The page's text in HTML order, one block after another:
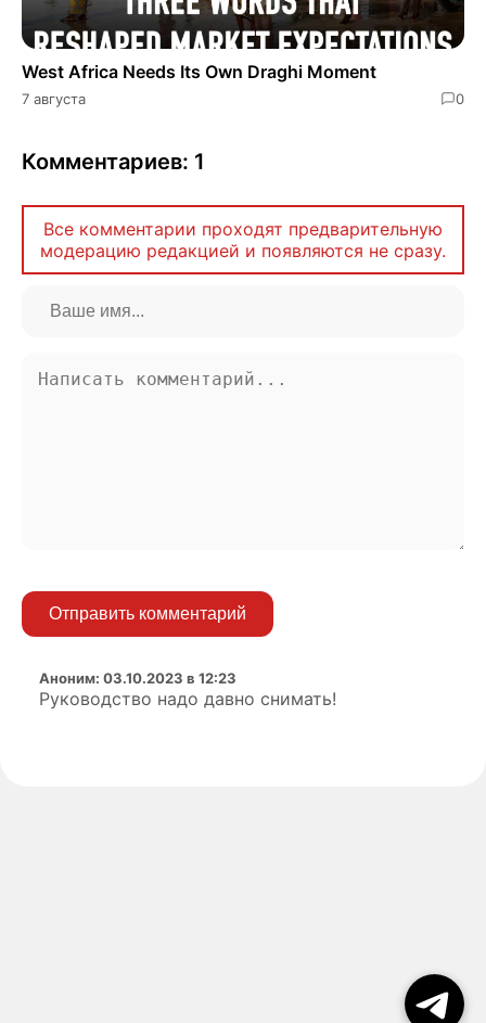
West Africa Needs Its Own Draghi Moment
7 августа 0
Комментариев: 1
Все комментарии проходят предварительную
модерацию редакцией и появляются не сразу.
Отправить комментарий
Аноним: 03.10.2023 в 12:23
Руководство надо давно снимать!